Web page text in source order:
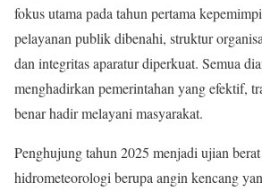
fokus utama pada tahun pertama
pelayanan publik dibenahi, struktur
dan integritas aparatur diperkuat. Semua
menghadirkan pemerintahan yang efektif,
benar hadir melayani masyarakat.
Penghujung tahun 2025 menjadi ujian
hidrometeorologi berupa angin kencang